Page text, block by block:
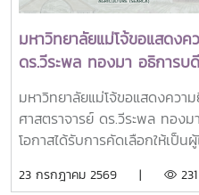
มหาวิทยาลัยแม่โจ้ขอแสดง
ดร.วีระพล ทองมา อธิการบ
ได้รับรางวัล Outstanding
Alumni (OSSA) Awards
มหาวิทยาลัยแม่โจ้ขอแสดงควา
ศาสตราจารย์ ดร.วีระพล ทอง
โอกาสได้รับการคัดเลือกให้เป็
ศูนย์ภูมิภาคเอเชียตะวันออกเฉี
23 กรกฎาคม 2569 | 231